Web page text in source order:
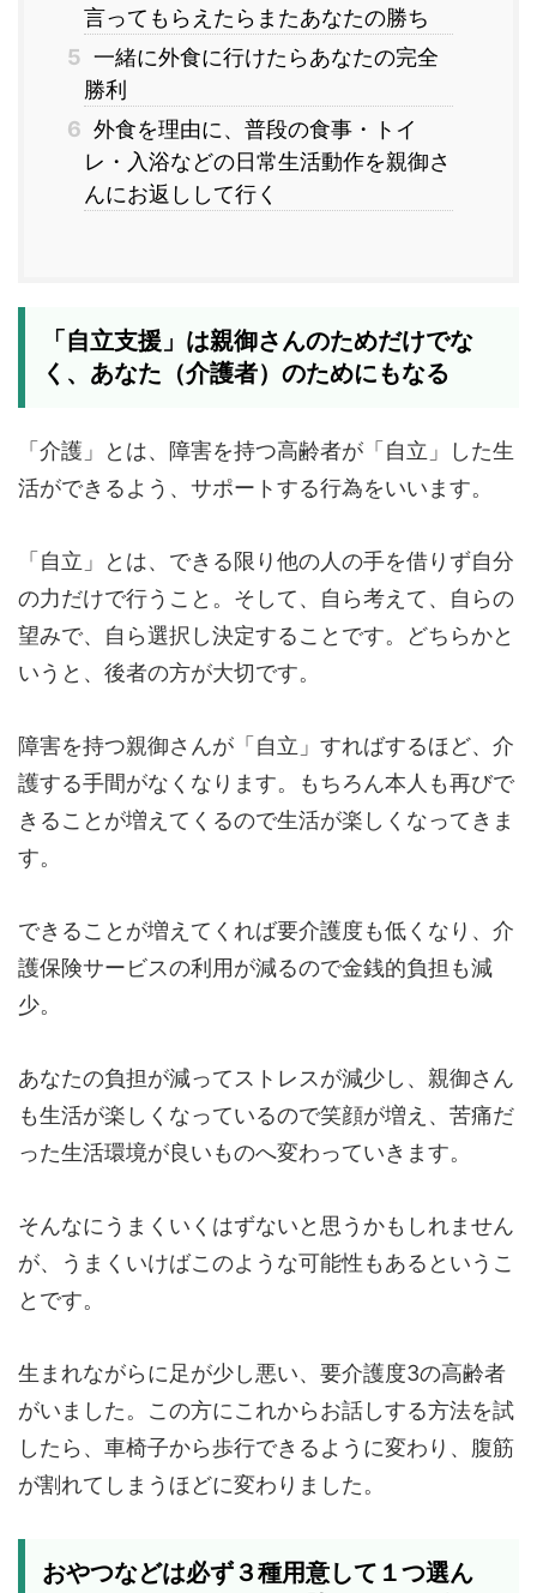
言ってもらえたらまたあなたの勝ち
5 一緒に外食に行けたらあなたの完全
勝利
6 外食を理由に、普段の食事・トイ
レ・入浴などの日常生活動作を親御さ
んにお返しして行く
「自立支援」は親御さんのためだけでな
く、あなた（介護者）のためにもなる
「介護」とは、障害を持つ高齢者が「自立」した生
活ができるよう、サポートする行為をいいます。
「自立」とは、できる限り他の人の手を借りず自分
の力だけで行うこと。そして、自ら考えて、自らの
望みで、自ら選択し決定することです。どちらかと
いうと、後者の方が大切です。
障害を持つ親御さんが「自立」すればするほど、介
護する手間がなくなります。もちろん本人も再びで
きることが増えてくるので生活が楽しくなってきま
す。
できることが増えてくれば要介護度も低くなり、介
護保険サービスの利用が減るので金銭的負担も減
少。
あなたの負担が減ってストレスが減少し、親御さん
も生活が楽しくなっているので笑顔が増え、苦痛だ
った生活環境が良いものへ変わっていきます。
そんなにうまくいくはずないと思うかもしれません
が、うまくいけばこのような可能性もあるというこ
とです。
生まれながらに足が少し悪い、要介護度3の高齢者
がいました。この方にこれからお話しする方法を試
したら、車椅子から歩行できるように変わり、腹筋
が割れてしまうほどに変わりました。
おやつなどは必ず３種用意して１つ選ん